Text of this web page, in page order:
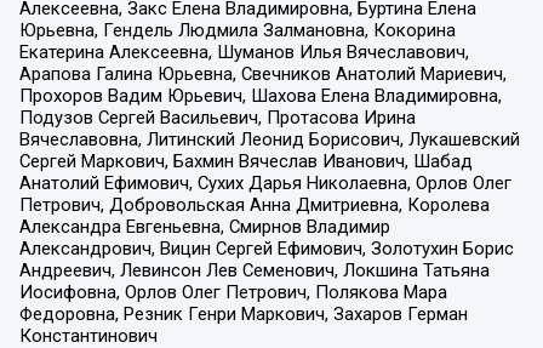
Алексеевна, Закс Елена Владимировна, Буртина Елена
Юрьевна, Гендель Людмила Залмановна, Кокорина
Екатерина Алексеевна, Шуманов Илья Вячеславович,
Арапова Галина Юрьевна, Свечников Анатолий Мариевич,
Прохоров Вадим Юрьевич, Шахова Елена Владимировна,
Подузов Сергей Васильевич, Протасова Ирина
Вячеславовна, Литинский Леонид Борисович, Лукашевский
Сергей Маркович, Бахмин Вячеслав Иванович, Шабад
Анатолий Ефимович, Сухих Дарья Николаевна, Орлов Олег
Петрович, Добровольская Анна Дмитриевна, Королева
Александра Евгеньевна, Смирнов Владимир
Александрович, Вицин Сергей Ефимович, Золотухин Борис
Андреевич, Левинсон Лев Семенович, Локшина Татьяна
Иосифовна, Орлов Олег Петрович, Полякова Мара
Федоровна, Резник Генри Маркович, Захаров Герман
Константинович